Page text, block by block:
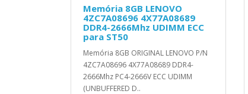
Memória 8GB LENOVO
4ZC7A08696 4X77A08689
DDR4-2666Mhz UDIMM ECC
para ST50
Memória 8GB ORIGINAL LENOVO P/N
4ZC7A08696 4X77A08689 DDR4-
2666Mhz PC4-2666V ECC UDIMM
(UNBUFFERED D..